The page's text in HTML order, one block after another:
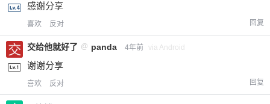
感谢分享
喜欢 反对 回复
交给他就好了 @ panda 4年前 via Android
谢谢分享
喜欢 反对 回复